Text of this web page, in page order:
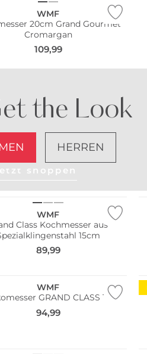
WMF
20cm Grand Gourmet
Cromargan
109,99
the Look
HERREN
shoppen
WMF
Class Kochmesser aus
15cm
89,99
WMF
GRAND CLASS 18cm
94,99